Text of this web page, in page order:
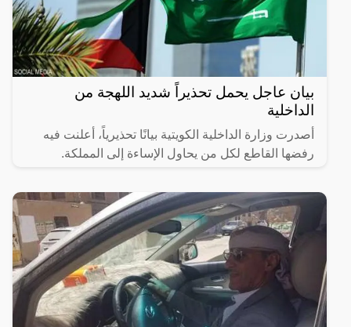
بيان عاجل يحمل تحذيراً شديد اللهجة من
الداخلية
أصدرت وزارة الداخلية الكويتية بيانًا تحذيرياً، أعلنت فيه
رفضها القاطع لكل من يحاول الإساءة إلى المملكة.